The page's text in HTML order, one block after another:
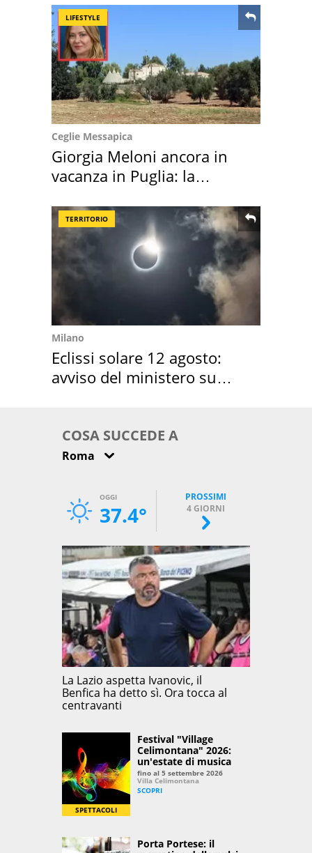
LIFESTYLE
Ceglie Messapica
Giorgia Meloni ancora in
vacanza in Puglia: la
TERRITORIO
Milano
Eclissi solare 12 agosto:
avviso del ministero su